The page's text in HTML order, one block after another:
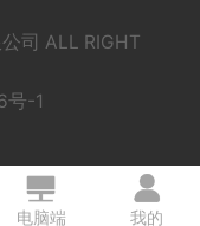
司 ALL RIGHT
号-1
电脑端 我的